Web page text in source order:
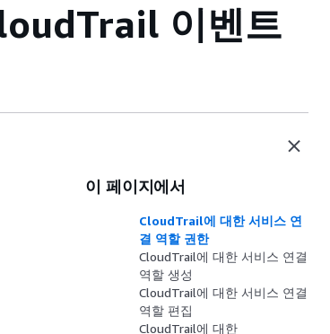
이벤트
이 페이지에서
CloudTrail에 대한 서비스 연
결 역할 권한
CloudTrail에 대한 서비스 연결
역할 생성
CloudTrail에 대한 서비스 연결
역할 편집
CloudTrail에 대한